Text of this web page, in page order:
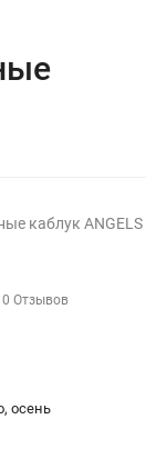
каблук ANGELS
0 Отзывов
осень